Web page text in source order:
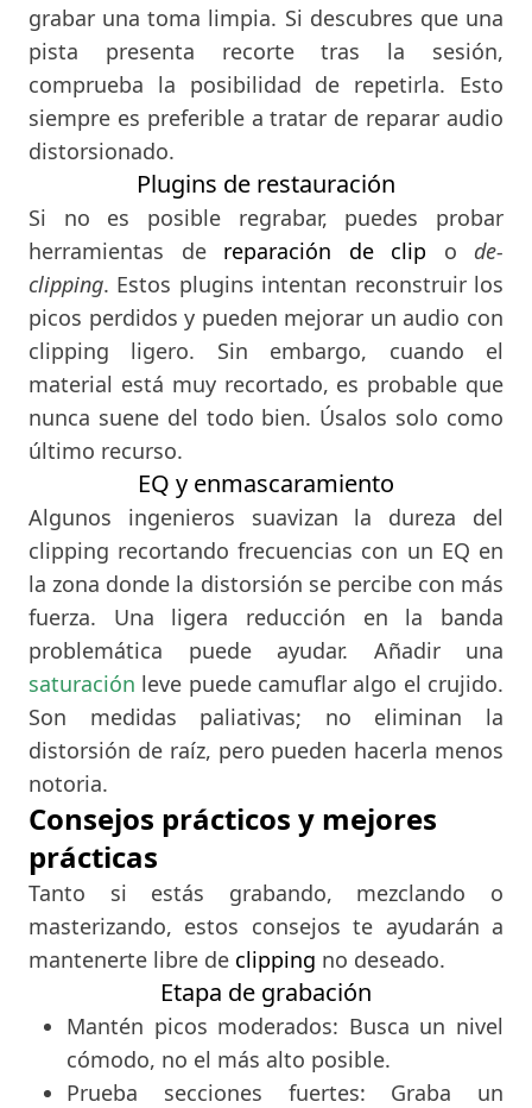
grabar una toma limpia. Si descubres que una
pista presenta recorte tras la sesión,
comprueba la posibilidad de repetirla. Esto
siempre es preferible a tratar de reparar audio
distorsionado.
Plugins de restauración
Si no es posible regrabar, puedes probar
herramientas de reparación de clip o de-
clipping. Estos plugins intentan reconstruir los
picos perdidos y pueden mejorar un audio con
clipping ligero. Sin embargo, cuando el
material está muy recortado, es probable que
nunca suene del todo bien. Úsalos solo como
último recurso.
EQ y enmascaramiento
Algunos ingenieros suavizan la dureza del
clipping recortando frecuencias con un EQ en
la zona donde la distorsión se percibe con más
fuerza. Una ligera reducción en la banda
problemática puede ayudar. Añadir una
saturación leve puede camuflar algo el crujido.
Son medidas paliativas; no eliminan la
distorsión de raíz, pero pueden hacerla menos
notoria.
Consejos prácticos y mejores
prácticas
Tanto si estás grabando, mezclando o
masterizando, estos consejos te ayudarán a
mantenerte libre de clipping no deseado.
Etapa de grabación
Mantén picos moderados: Busca un nivel
cómodo, no el más alto posible.
Prueba secciones fuertes: Graba un